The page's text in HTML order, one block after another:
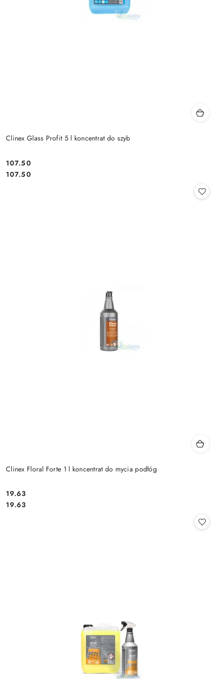
Clinex Glass Profit 5 l koncentrat do szyb
Cena:
107.50
Cena:
107.50
Clinex Floral Forte 1 l koncentrat do mycia podłóg
Cena:
19.63
Cena:
19.63